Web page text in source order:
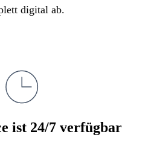
digital ab.
ist 24/7 verfügbar